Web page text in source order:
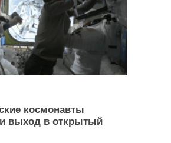
космонавты
выход в открытый